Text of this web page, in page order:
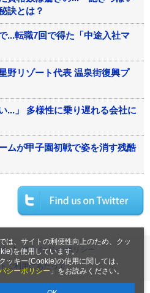
は、サイトの利便性向上のため、クッ
を使用しています。
ッキー(Cookie)の使用に関しては、
シーポリシー 」をお読みください。
訣とは？
...転職7回で得た「中途入社マ
野リゾート代表 温泉街復興プ
...」 多様性に乗り遅れる会社に
ムが甲子園初戦で姿を消す残酷
プライバシーポリシー
ご利用にあたって